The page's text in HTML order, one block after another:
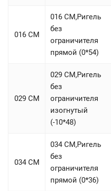
016 CM
016 СM,Ригель
без
ограничителя
прямой (0*54)
029 CM
029 СM,Ригель
без
ограничителя
изогнутый
(-10*48)
034 CM
034 СM,Ригель
без
ограничителя
прямой (0*36)